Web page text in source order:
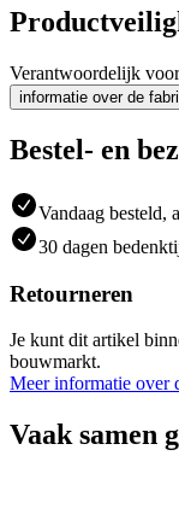
Verantwoordelijk
informatie over de
Bestel- en
Vandaag besteld,
30 dagen
Retourneren
Je kunt dit artikel
bouwmarkt.
Meer informatie over
Vaak samen